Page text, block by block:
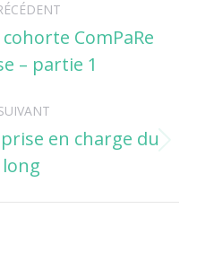
ComPaRe
– partie 1
en charge du
long